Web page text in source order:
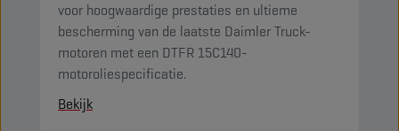
voor hoogwaardige prestaties en ultieme
bescherming van de laatste Daimler Truck-
motoren met een DTFR 15C140-
motoroliespecificatie.
Bekijk